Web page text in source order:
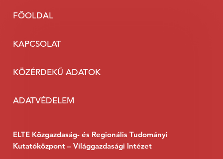
FŐOLDAL
KAPCSOLAT
KÖZÉRDEKŰ ADATOK
ADATVÉDELEM
ELTE Közgazdaság- és Regionális Tudományi
Kutatóközpont – Világgazdasági Intézet